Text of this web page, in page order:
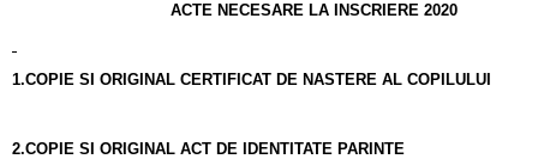
ACTE NECESARE LA INSCRIERE 2020
1.COPIE SI ORIGINAL CERTIFICAT DE NASTERE AL COPILULUI
2.COPIE SI ORIGINAL ACT DE IDENTITATE PARINTE